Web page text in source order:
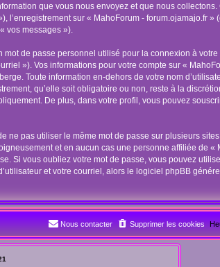
que vous nous envoyez et que nous collectons.
sur « MahoForum - forum.ojamajo.fr »
vos messages »).
de passe personnel utilisé pour la connexion à
»). Vos informations pour votre compte sur «
Toute information en-dehors de votre nom
qu’elle soit obligatoire ou non, reste à la
De plus, dans votre profil, vous pouvez
ne pas utiliser le même mot de passe sur plusieurs
et en aucun cas une personne affiliée de «
Si vous oubliez votre mot de passe, vous pouvez
et votre courriel, alors le logiciel phpBB
Supprimer les cookies
Nous contacter